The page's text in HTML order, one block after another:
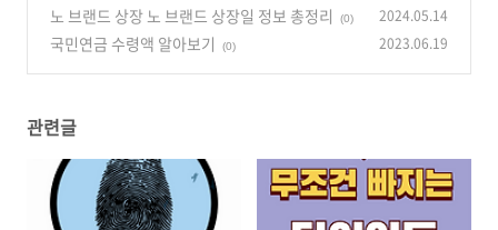
노 브랜드 상장 노 브랜드 상장일 정보 총정리 (0) 2024.05.14
국민연금 수령액 알아보기 (0) 2023.06.19
관련글